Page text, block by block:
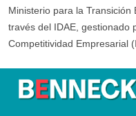
Ministerio para la Transición
través del IDAE, gestionado
Competitividad Empresarial